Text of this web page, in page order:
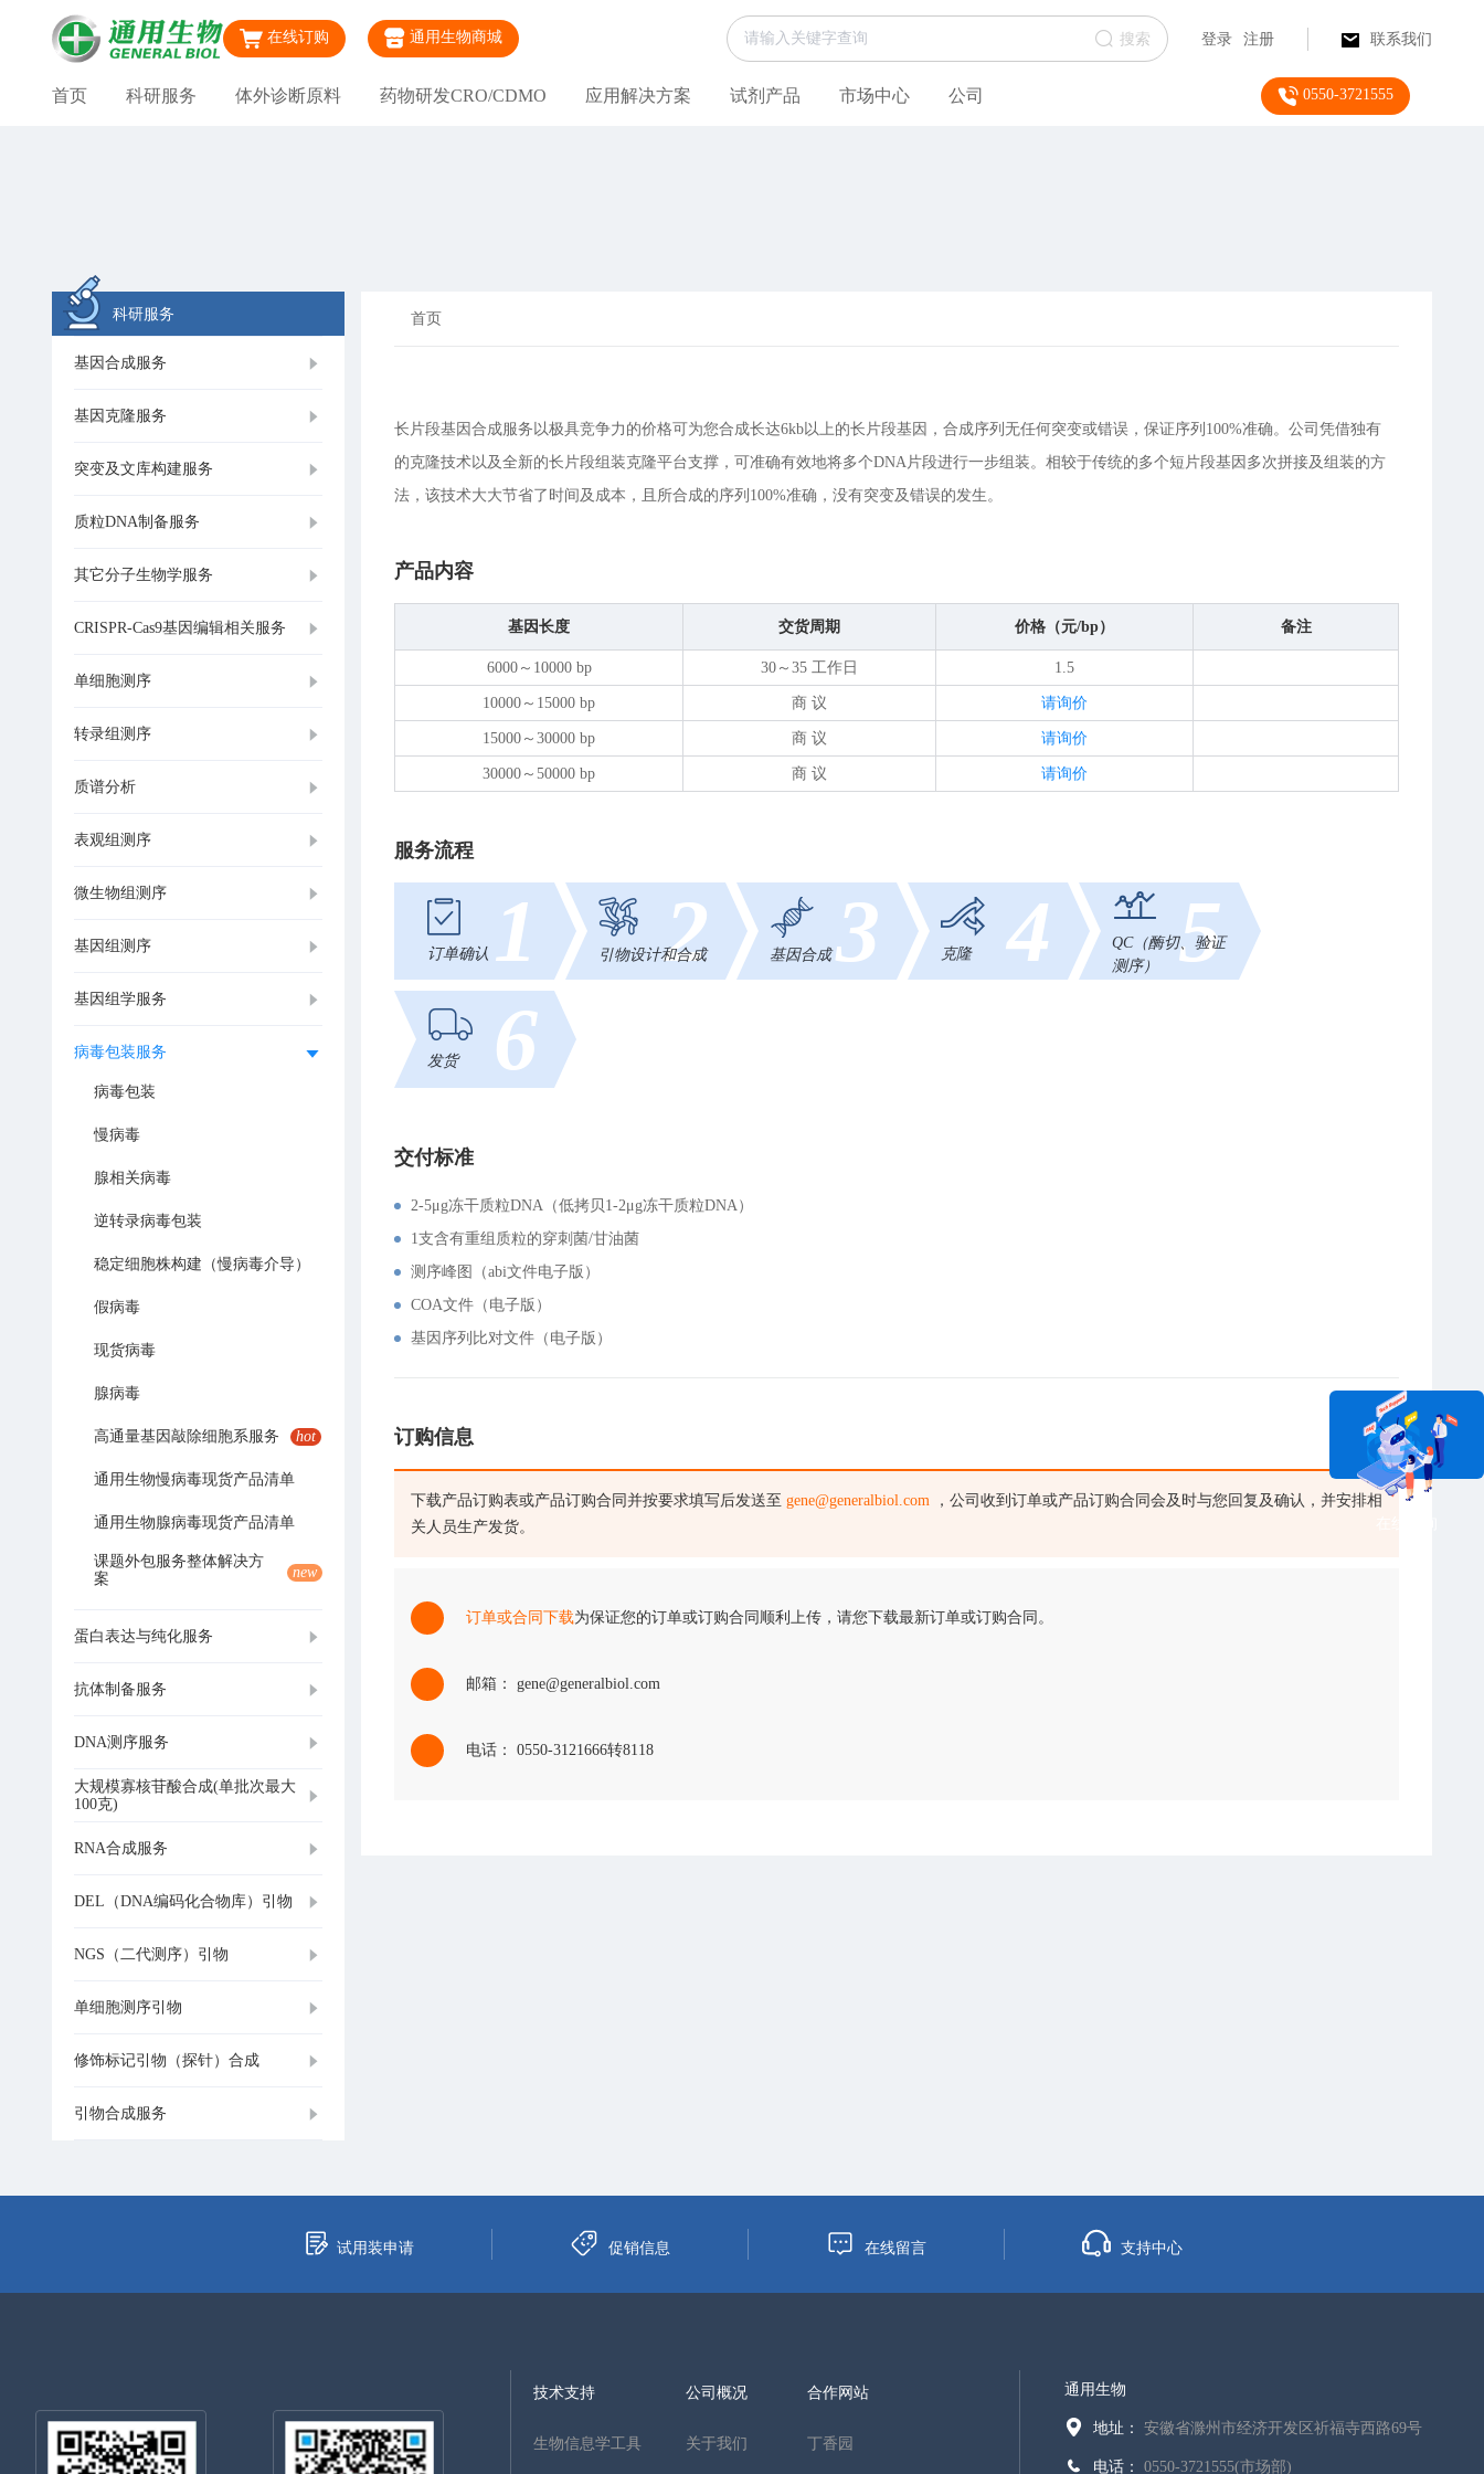
在线订购 通用生物商城 搜索 登录 注册 联系我们
首页 科研服务 体外诊断原料 药物研发CRO/CDMO 应用解决方案 试剂产品 市场中心 公司 0550-3721555
科研服务
基因合成服务
基因克隆服务
突变及文库构建服务
质粒DNA制备服务
其它分子生物学服务
CRISPR-Cas9基因编辑相关服务
单细胞测序
转录组测序
质谱分析
表观组测序
微生物组测序
基因组测序
基因组学服务
病毒包装服务
病毒包装
慢病毒
腺相关病毒
逆转录病毒包装
稳定细胞株构建（慢病毒介导）
假病毒
现货病毒
腺病毒
高通量基因敲除细胞系服务 hot
通用生物慢病毒现货产品清单
通用生物腺病毒现货产品清单
课题外包服务整体解决方
案
new
蛋白表达与纯化服务
抗体制备服务
DNA测序服务
大规模寡核苷酸合成(单批次最大
100克)
RNA合成服务
DEL（DNA编码化合物库）引物
NGS（二代测序）引物
单细胞测序引物
修饰标记引物（探针）合成
引物合成服务
首页
长片段基因合成服务以极具竞争力的价格可为您合成长达6kb以上的长片段基因，合成序列无任何突变或错误，保证序列100%准确。公司凭借独有
的克隆技术以及全新的长片段组装克隆平台支撑，可准确有效地将多个DNA片段进行一步组装。相较于传统的多个短片段基因多次拼接及组装的方
法，该技术大大节省了时间及成本，且所合成的序列100%准确，没有突变及错误的发生。
产品内容
基因长度 交货周期 价格（元/bp） 备注
6000～10000 bp 30～35 工作日 1.5
10000～15000 bp 商 议 请询价
15000～30000 bp 商 议 请询价
30000～50000 bp 商 议 请询价
服务流程
订单确认 1 引物设计和合成
2 基因合成 3 克隆 4
QC（酶切、验证
测序）
5
发货 6
交付标准
2-5μg冻干质粒DNA（低拷贝1-2μg冻干质粒DNA）
1支含有重组质粒的穿刺菌/甘油菌
测序峰图（abi文件电子版）
COA文件（电子版）
基因序列比对文件（电子版）
订购信息
下载产品订购表或产品订购合同并按要求填写后发送至 gene@generalbiol.com ，公司收到订单或产品订购合同会及时与您回复及确认，并安排相
关人员生产发货。
订单或合同下载为保证您的订单或订购合同顺利上传，请您下载最新订单或订购合同。
邮箱： gene@generalbiol.com
电话： 0550-3121666转8118
试用装申请 促销信息 在线留言 支持中心
技术支持
生物信息学工具
公司概况
关于我们
合作网站
丁香园
通用生物
地址： 安徽省滁州市经济开发区祈福寺西路69号
电话： 0550-3721555(市场部)